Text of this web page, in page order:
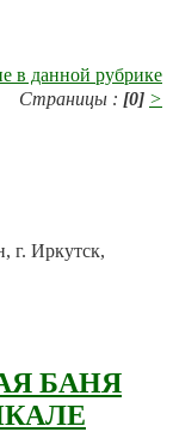
Страницы : [0] >
г. Иркутск,
БАНЯ